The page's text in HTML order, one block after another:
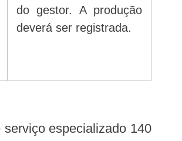
do gestor. A produção
deverá ser registrada.